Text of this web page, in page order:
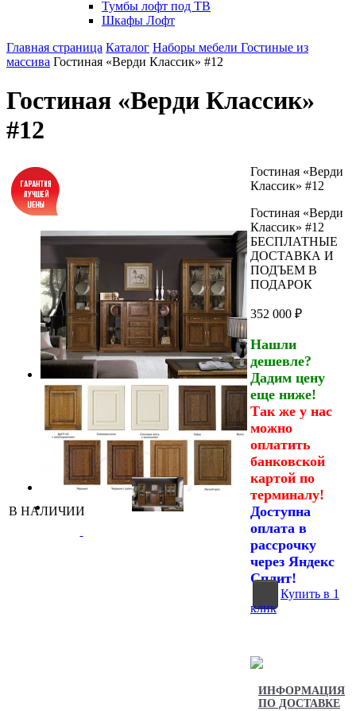
Тумбы лофт под ТВ
Шкафы Лофт
Главная страница Каталог Наборы мебели Гостиные из
массива Гостиная «Верди Классик» #12
Гостиная «Верди Классик»
#12
В НАЛИЧИИ
Гостиная «Верди
Классик» #12
Гостиная «Верди
Классик» #12
БЕСПЛАТНЫЕ
ДОСТАВКА И
ПОДЪЕМ В
ПОДАРОК
352 000 ₽
Нашли
дешевле?
Дадим цену
еще ниже!
Так же у нас
можно
оплатить
банковской
картой по
терминалу!
Доступна
оплата в
рассрочку
через Яндекс
Сплит!
Купить в 1
клик
ИНФОРМАЦИЯ
ПО ДОСТАВКЕ